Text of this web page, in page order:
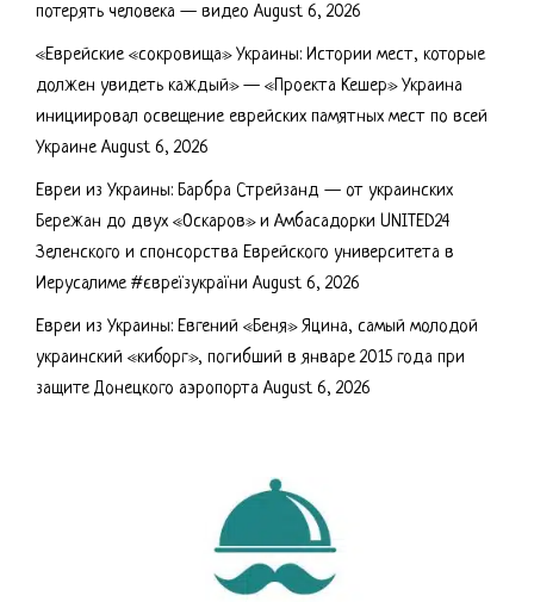
потерять человека — видео August 6, 2026
«Еврейские «сокровища» Украины: Истории мест, которые
должен увидеть каждый» — «Проекта Кешер» Украина
инициировал освещение еврейских памятных мест по всей
Украине August 6, 2026
Евреи из Украины: Барбра Стрейзанд — от украинских
Бережан до двух «Оскаров» и Амбасадорки UNITED24
Зеленского и спонсорства Еврейского университета в
Иерусалиме #євреїзукраїни August 6, 2026
Евреи из Украины: Евгений «Беня» Яцина, самый молодой
украинский «киборг», погибший в январе 2015 года при
защите Донецкого аэропорта August 6, 2026